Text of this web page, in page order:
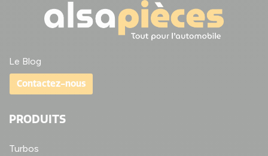
Le Blog
Contactez-nous
PRODUITS
Turbos